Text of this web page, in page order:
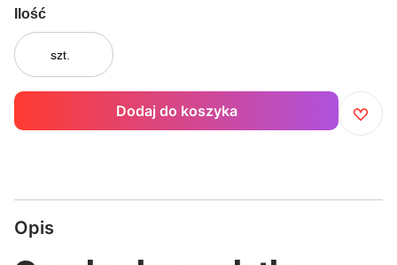
Ilość
szt.
Dodaj do koszyka
Opis